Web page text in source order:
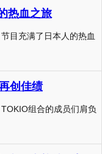
热血之旅
目充满了日本人的热血
创佳绩
组合的成员们肩负